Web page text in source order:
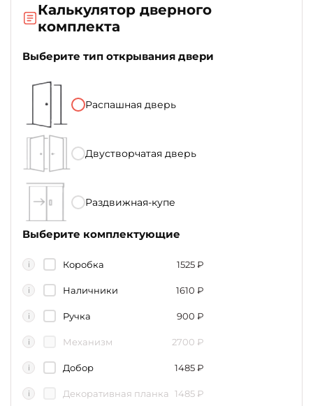
Калькулятор дверного
комплекта
Выберите тип открывания двери
Распашная дверь
Двустворчатая дверь
Раздвижная-купе
Выберите комплектующие
i Коробка 1525₽
i Наличники 1610 ₽
i Ручка 900 ₽
i Механизм 2700 ₽
i Добор 1485₽
i Декоративная планка 1485 ₽